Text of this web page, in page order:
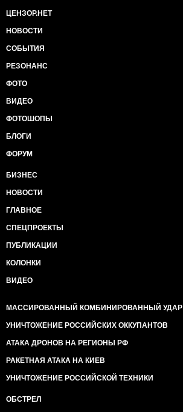
ЦЕНЗОР.НЕТ
НОВОСТИ
СОБЫТИЯ
РЕЗОНАНС
ФОТО
ВИДЕО
ФОТОШОПЫ
БЛОГИ
ФОРУМ
БИЗНЕС
НОВОСТИ
ГЛАВНОЕ
СПЕЦПРОЕКТЫ
ПУБЛИКАЦИИ
КОЛОНКИ
ВИДЕО
МАССИРОВАННЫЙ КОМБИНИРОВАННЫЙ УДАР
УНИЧТОЖЕНИЕ РОССИЙСКИХ ОККУПАНТОВ
АТАКА ДРОНОВ НА РЕГИОНЫ РФ
РАКЕТНАЯ АТАКА НА КИЕВ
УНИЧТОЖЕНИЕ РОССИЙСКОЙ ТЕХНИКИ
ОБСТРЕЛ